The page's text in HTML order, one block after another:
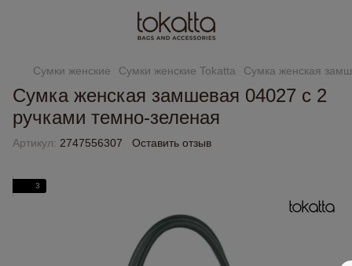
Сумки женские Сумки женские Tokatta Сумка женская
Сумка женская замшевая 04027 с 2
ручками темно-зеленая
Артикул: 2747556307 Оставить отзыв
3